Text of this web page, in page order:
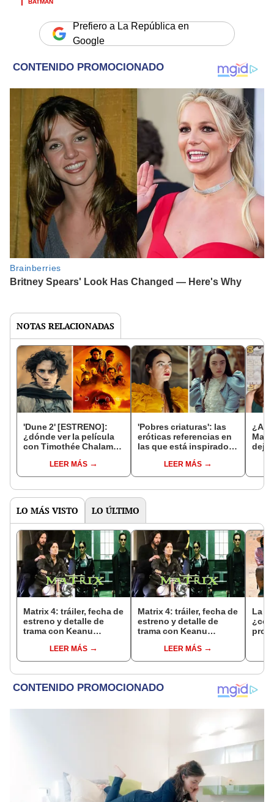
Prefiero a La República en
Google
NOTAS RELACIONADAS
'Dune 2' [ESTRENO]:
¿dónde ver la película
con Timothée Chalamet
México?LEER MÁS
'Pobres criaturas': las
eróticas referencias en
las que está inspirado el
LEER MÁS
deja
LO MÁS VISTO LO ÚLTIMO
Matrix 4: tráiler, fecha de
estreno y detalle de
trama con Keanu
LEER MÁS
Matrix 4: tráiler, fecha de
estreno y detalle de
trama con Keanu
LEER MÁS
La